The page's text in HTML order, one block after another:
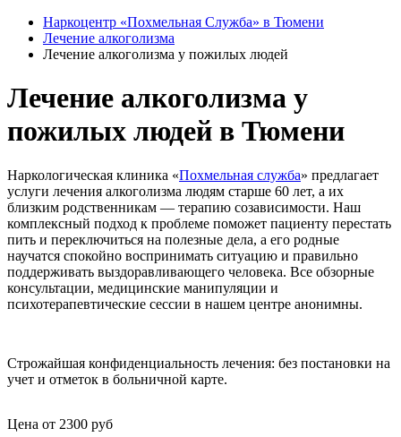
Наркоцентр «Похмельная Служба» в Тюмени
Лечение алкоголизма
Лечение алкоголизма у пожилых людей
Лечение алкоголизма у
пожилых людей в Тюмени
Наркологическая клиника «Похмельная служба» предлагает
услуги лечения алкоголизма людям старше 60 лет, а их
близким родственникам — терапию созависимости. Наш
комплексный подход к проблеме поможет пациенту перестать
пить и переключиться на полезные дела, а его родные
научатся спокойно воспринимать ситуацию и правильно
поддерживать выздоравливающего человека. Все обзорные
консультации, медицинские манипуляции и
психотерапевтические сессии в нашем центре анонимны.
Строжайшая конфиденциальность лечения: без постановки на
учет и отметок в больничной карте.
Цена от 2300 руб